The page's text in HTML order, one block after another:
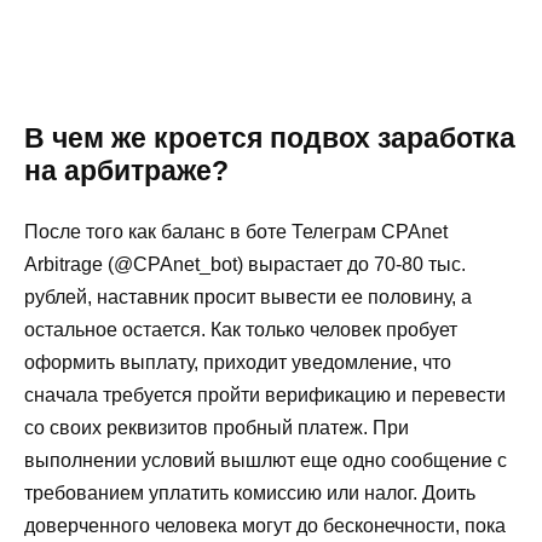
В чем же кроется подвох заработка
на арбитраже?
После того как баланс в боте Телеграм CPAnet
Arbitrage (@CPAnet_bot) вырастает до 70-80 тыс.
рублей, наставник просит вывести ее половину, а
остальное остается. Как только человек пробует
оформить выплату, приходит уведомление, что
сначала требуется пройти верификацию и перевести
со своих реквизитов пробный платеж. При
выполнении условий вышлют еще одно сообщение с
требованием уплатить комиссию или налог. Доить
доверченного человека могут до бесконечности, пока